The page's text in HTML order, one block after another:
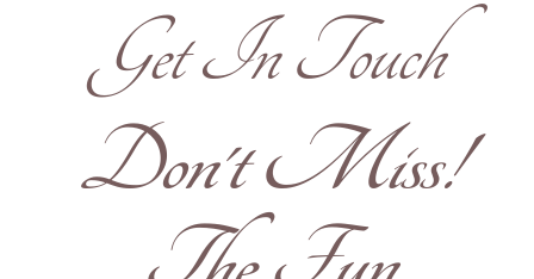
Get In Touch
!Don't Miss